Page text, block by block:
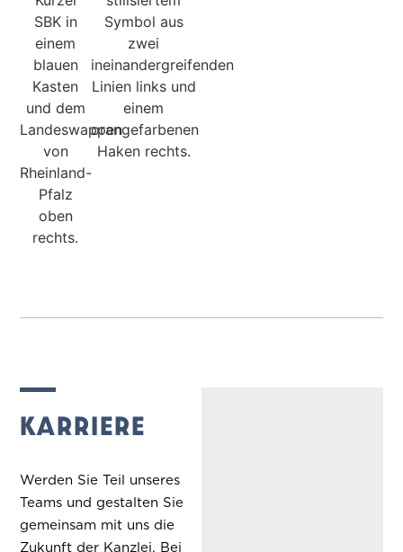
KARRIERE
Werden Sie Teil unseres
Teams und gestalten Sie
gemeinsam mit uns die
Zukunft der Kanzlei. Bei